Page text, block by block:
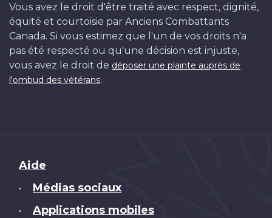
Vous avez le droit d'être traité avec respect, dignité,
équité et courtoisie par Anciens Combattants
Canada. Si vous estimez que l'un de vos droits n'a
pas été respecté ou qu'une décision est injuste,
vous avez le droit de déposer une plainte auprès de
l'ombud des vétérans.
Brand
Aide
• Médias sociaux
• Applications mobiles